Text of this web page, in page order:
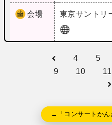
会場 東京サントリ
4 5
9
10 11
←「コンサートかん